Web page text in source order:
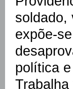
soldado,
expõe-
política